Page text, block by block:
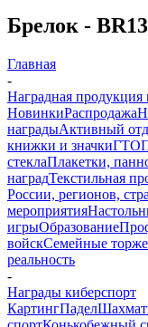
Брелок - BR13
Главная
-
Наградная продукция
НовинкиРаспродажа
наградыАктивный
книжки и значкиГТО
стеклаПлакетки,
наградТекстильная
России, регионов,
мероприятия
игрыОбразование
войскСемейные
реальность
-
Награды киберспорт
КартингПадел